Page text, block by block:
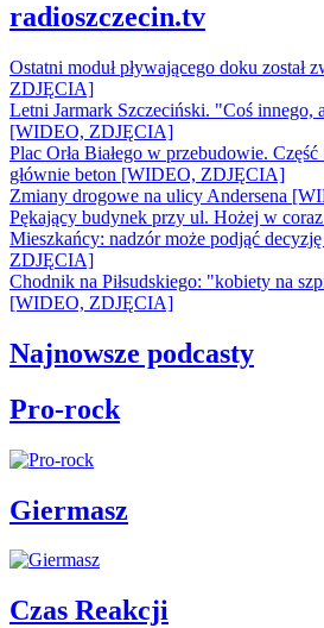
radioszczecin.tv
Ostatni moduł pływającego doku
ZDJĘCIA]
Letni Jarmark Szczeciński. "Coś innego,
[WIDEO, ZDJĘCIA]
Plac Orła Białego w przebudowie.
głównie beton [WIDEO, ZDJĘCIA]
Zmiany drogowe na ulicy Andersena
Pękający budynek przy ul. Hożej w
Mieszkańcy: nadzór może podjąć
ZDJĘCIA]
Chodnik na Piłsudskiego: "kobiety na
[WIDEO, ZDJĘCIA]
Najnowsze podcasty
Pro-rock
Giermasz
Czas Reakcji